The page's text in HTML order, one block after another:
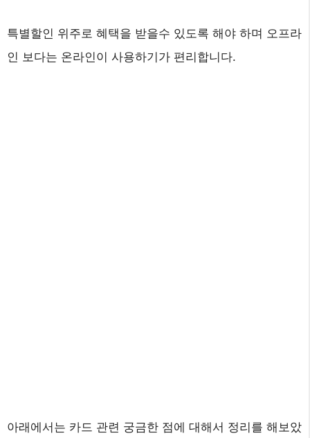
특별할인 위주로 혜택을 받을수 있도록 해야 하며 오프라
인 보다는 온라인이 사용하기가 편리합니다.
아래에서는 카드 관련 궁금한 점에 대해서 정리를 해보았